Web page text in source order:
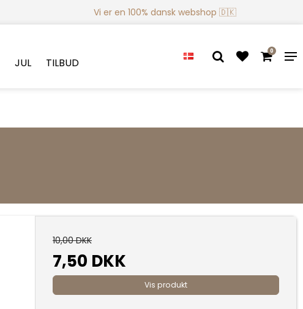
Vi er en 100% dansk webshop 🇩🇰
JUL TILBUD
0
10,00 DKK
7,50 DKK
Vis produkt